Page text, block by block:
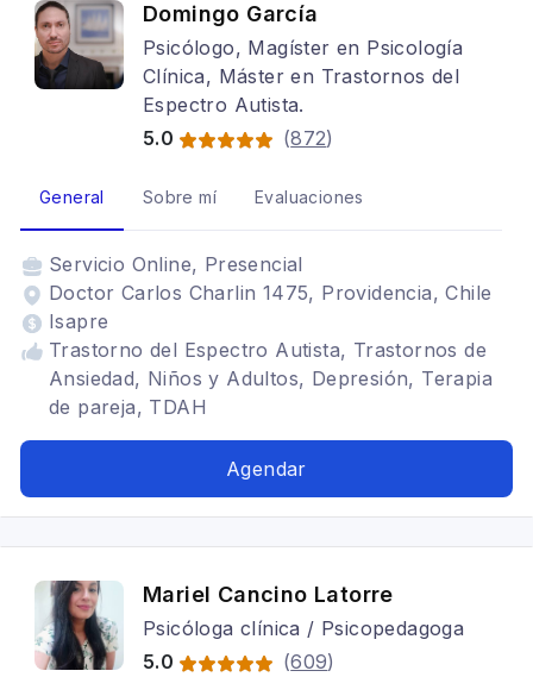
Domingo García
Psicólogo, Magíster en Psicología
Clínica, Máster en Trastornos del
Espectro Autista.
5.0
(872)
General Sobre mí Evaluaciones
Servicio Online, Presencial
Doctor Carlos Charlin 1475, Providencia, Chile
Isapre
Trastorno del Espectro Autista, Trastornos de
Ansiedad, Niños y Adultos, Depresión, Terapia
de pareja, TDAH
Agendar
Mariel Cancino Latorre
Psicóloga clínica / Psicopedagoga
5.0
(609)